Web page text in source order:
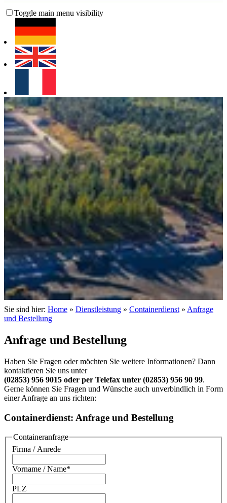
Toggle main menu visibility
Sie sind hier: Home » Dienstleistung » Containerdienst » Anfrage
und Bestellung
Anfrage und Bestellung
Haben Sie Fragen oder möchten Sie weitere Informationen? Dann
kontaktieren Sie uns unter
(02853) 956 9015 oder per Telefax unter (02853) 956 90 99.
Gerne können Sie Fragen und Wünsche auch unverbindlich in Form
einer Anfrage an uns richten:
Containerdienst: Anfrage und Bestellung
Containeranfrage
Firma / Anrede
Vorname / Name*
PLZ